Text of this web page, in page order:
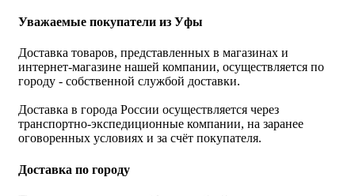
Уважаемые покупатели из Уфы
Доставка товаров, представленных в магазинах и
интернет-магазине нашей компании, осуществляется по
городу - собственной службой доставки.
Доставка в города России осуществляется через
транспортно-экспедиционные компании, на заранее
оговоренных условиях и за счёт покупателя.
Доставка по городу